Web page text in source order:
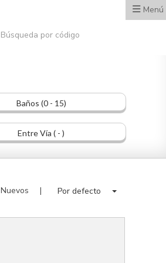
Menú
Búsqueda por código
Baños (0 - 15)
Entre Vía ( - )
Nuevos Por defecto